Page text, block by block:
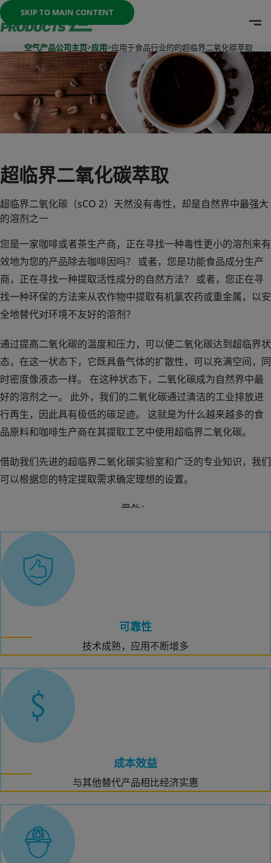
SKIP TO MAIN CONTENT
Once the menu is open you can move between options
空气产品公司主页>应用>应用于食品行业的的超临界二氧化碳萃取
超临界二氧化碳萃取
超临界二氧化碳（sCO 2）天然没有毒性，却是自然界中最强大
的溶剂之一
您是一家咖啡或者茶生产商，正在寻找一种毒性更小的溶剂来有
效地为您的产品除去咖啡因吗？ 或者，您是功能食品成分生产
商，正在寻找一种提取活性成分的自然方法？ 或者，您正在寻
找一种环保的方法来从农作物中提取有机氯农药或重金属，以安
全地替代对环境不友好的溶剂？
通过提高二氧化碳的温度和压力，可以使二氧化碳达到超临界状
态，在这一状态下，它既具备气体的扩散性，可以充满空间，同
时密度像液态一样。 在这种状态下，二氧化碳成为自然界中最
好的溶剂之一。 此外，我们的二氧化碳通过清洁的工业排放进
行再生，因此具有极低的碳足迹。 这就是为什么越来越多的食
品原料和咖啡生产商在其提取工艺中使用超临界二氧化碳。
借助我们先进的超临界二氧化碳实验室和广泛的专业知识，我们
可以根据您的特定提取需求确定理想的设置。
为什么选择超临界二氧化碳？
选择超临界二氧化碳提取所需的活性物质或不需要的元素有许多
益处：
可靠性
技术成熟，应用不断增多
成本效益
与其他替代产品相比经济实惠